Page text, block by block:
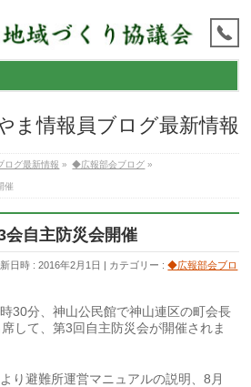
ま情報員ブログ最新情報
ログ最新情報 » ◆広報部会ブログ »
催
自主防災会開催
日時 : 2016年2月1日 カテゴリー :◆広報部会ブロ
30分、神山公民館で神山連区の町会長
して、第3回自主防災会が開催されま
り避難所運営マニュアルの説明、8月